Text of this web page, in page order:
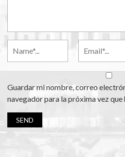
Guardar mi nombre, correo
navegador para la próxima vez